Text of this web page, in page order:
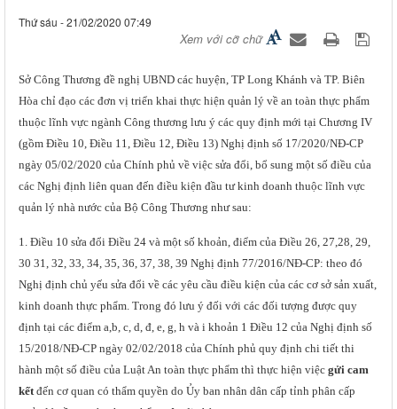
Thứ sáu - 21/02/2020 07:49
Xem với cỡ chữ
Sở Công Thương đề nghị UBND các huyện, TP Long Khánh và TP. Biên
Hòa chỉ đạo các đơn vị triển khai thực hiện quản lý về an toàn thực phẩm
thuộc lĩnh vực ngành Công thương lưu ý các quy định mới tại Chương IV
(gồm Điều 10, Điều 11, Điều 12, Điều 13) Nghị định số 17/2020/NĐ-CP
ngày 05/02/2020 của Chính phủ về việc sửa đổi, bổ sung một số điều của
các Nghị định liên quan đến điều kiện đầu tư kinh doanh thuộc lĩnh vực
quản lý nhà nước của Bộ Công Thương như sau:
1. Điều 10 sửa đổi Điều 24 và một số khoản, điểm của Điều 26, 27,28, 29,
30 31, 32, 33, 34, 35, 36, 37, 38, 39 Nghị định 77/2016/NĐ-CP: theo đó
Nghị định chủ yếu sửa đổi về các yêu cầu điều kiện của các cơ sở sản xuất,
kinh doanh thực phẩm. Trong đó lưu ý đối với các đối tượng được quy
định tại các điểm a,b, c, d, đ, e, g, h và i khoản 1 Điều 12 của Nghị định số
15/2018/NĐ-CP ngày 02/02/2018 của Chính phủ quy định chi tiết thi
hành một số điều của Luật An toàn thực phẩm thì thực hiện việc gửi cam
kết đến cơ quan có thẩm quyền do Ủy ban nhân dân cấp tỉnh phân cấp